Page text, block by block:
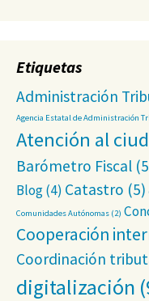
Etiquetas
Administración
Agencia Estatal de Administración
Atención al
Barómetro Fiscal
Blog(4) Catastro (5)
Comunidades Autónomas (2)
Cooperación
Coordinación
digitalización